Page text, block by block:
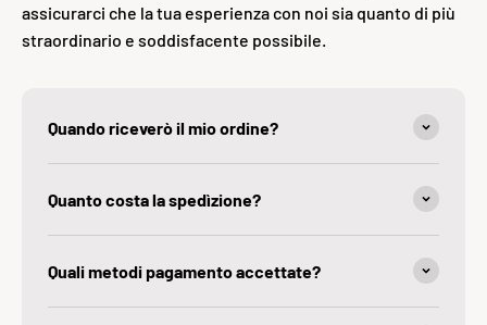
assicurarci che la tua esperienza con noi sia quanto di più
straordinario e soddisfacente possibile.
Quando riceverò il mio ordine?
Quanto costa la spedìzione?
Quali metodi pagamento accettate?